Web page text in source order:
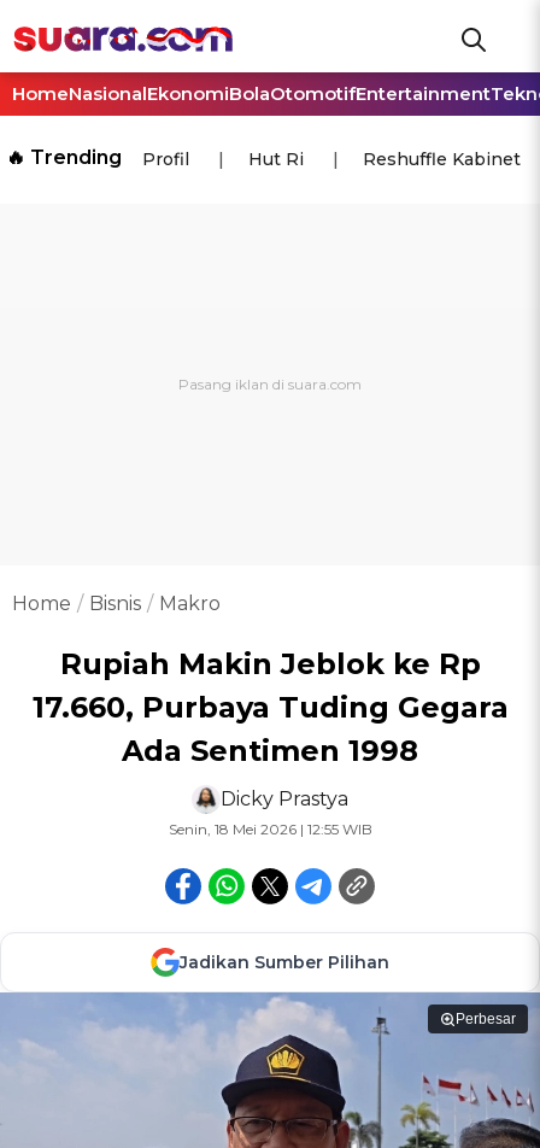
HomeNasionalEkonomiBolaOtomotifEntertainment
🔥 Trending Profil Hut Ri Reshuffle Kabinet
Home Bisnis Makro
Rupiah Makin Jeblok ke Rp
17.660, Purbaya Tuding Gegara
Ada Sentimen 1998
Dicky Prastya
Senin, 18 Mei 2026 | 12:55 WIB
Jadikan Sumber Pilihan
Perbesar